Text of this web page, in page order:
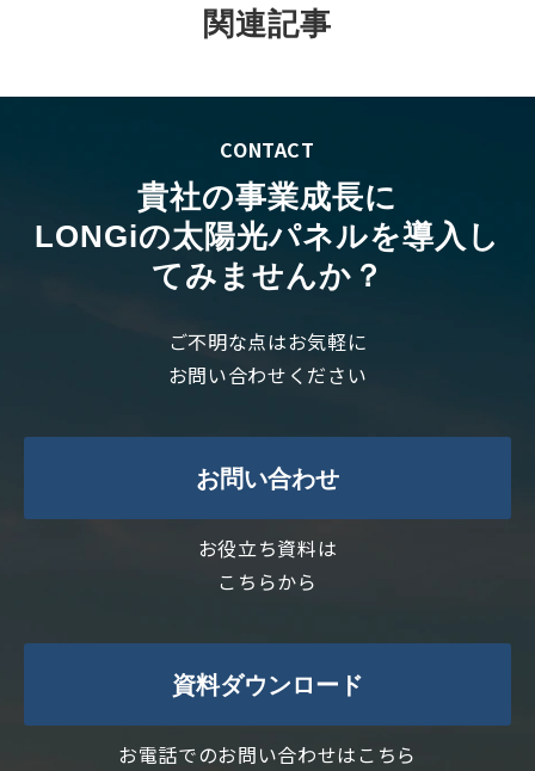
関連記事
CONTACT
貴社の事業成長に
LONGiの太陽光パネルを導入し
てみませんか？
ご不明な点はお気軽に
お問い合わせください
お問い合わせ
お役立ち資料は
こちらから
資料ダウンロード
お電話でのお問い合わせはこちら